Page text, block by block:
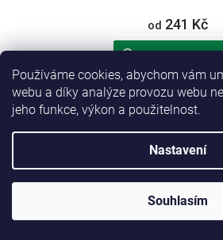
Používáme cookies, abychom vám
webu a díky analýze provozu webu
jeho funkce, výkon a použitelnost.
Nastavení
Souhlasím
od 241 Kč
Protěž (parohové